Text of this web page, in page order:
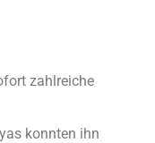
zahlreiche
konnten ihn